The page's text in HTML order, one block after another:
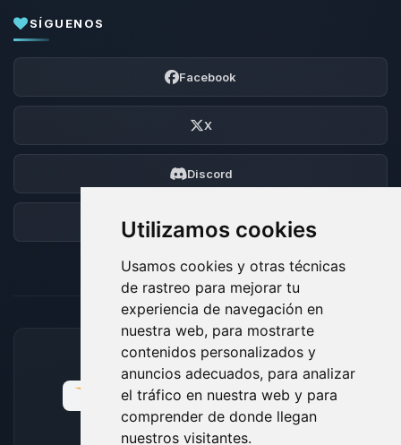
Utilizamos cookies
Usamos cookies y otras técnicas
de rastreo para mejorar tu
experiencia de navegación en
nuestra web, para mostrarte
contenidos personalizados y
anuncios adecuados, para analizar
el tráfico en nuestra web y para
comprender de donde llegan
nuestros visitantes.
SÍGUENOS
Facebook
X
Discord
Foro
MÉTODOS DE PAGO ACEPTADOS